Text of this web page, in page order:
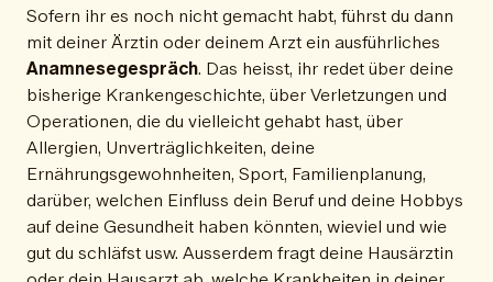
Sofern ihr es noch nicht gemacht habt, führst du dann
mit deiner Ärztin oder deinem Arzt ein ausführliches
Anamnesegespräch. Das heisst, ihr redet über deine
bisherige Krankengeschichte, über Verletzungen und
Operationen, die du vielleicht gehabt hast, über
Allergien, Unverträglichkeiten, deine
Ernährungsgewohnheiten, Sport, Familienplanung,
darüber, welchen Einfluss dein Beruf und deine Hobbys
auf deine Gesundheit haben könnten, wieviel und wie
gut du schläfst usw. Ausserdem fragt deine Hausärztin